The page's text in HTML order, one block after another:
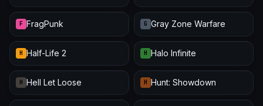
F FragPunk G Gray Zone Warfare
H Half-Life 2 H Halo Infinite
H Hell Let Loose H Hunt: Showdown